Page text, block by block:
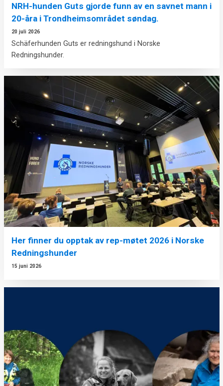
NRH-hunden Guts gjorde funn av en savnet mann i
20-åra i Trondheimsområdet søndag.
20 juli 2026
Schäferhunden Guts er redningshund i Norske
Redningshunder.
Her finner du opptak av rep-møtet 2026 i Norske
Redningshunder
15 juni 2026